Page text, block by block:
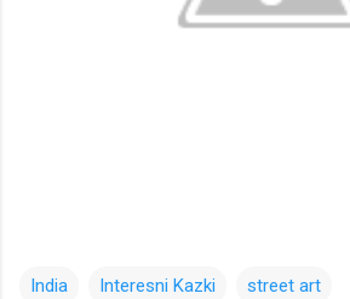
India Interesni Kazki street art